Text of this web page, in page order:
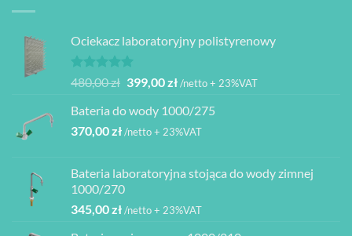
Ociekacz laboratoryjny polistyrenowy
Oceniono
na 5
480,00zł Pierwotna
wynosiła:
480,00 zł.
399,00złAktualna
wynosi:
399,00 zł.
/netto + 23%VAT
Bateria do wody 1000/275
370,00zł/netto + 23%VAT
Bateria laboratoryjna stojąca do wody zimnej
1000/270
345,00zł/netto + 23%VAT